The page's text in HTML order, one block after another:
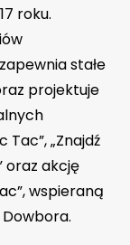
roku.
stałe
projektuje
Tac”, „Znajdź
oraz akcję
wspieraną